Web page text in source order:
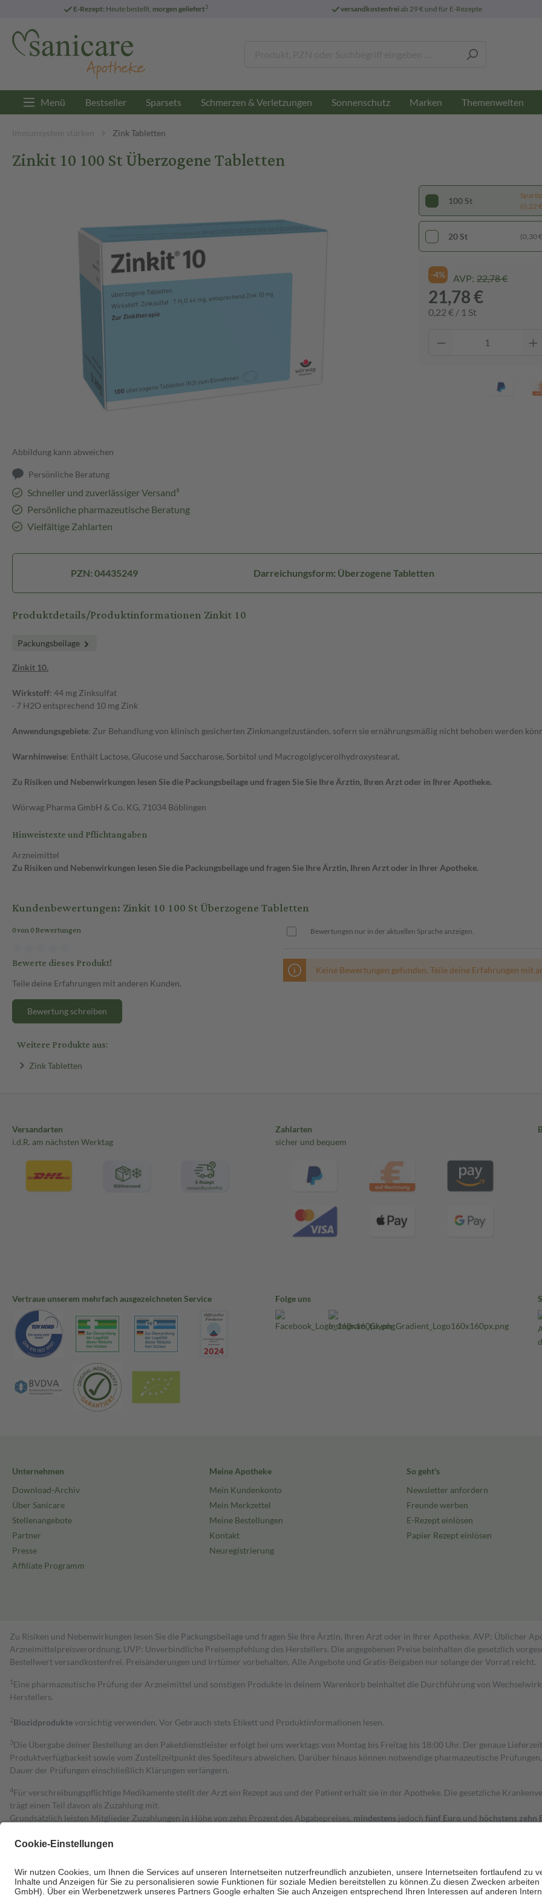
E-Rezept: Heute bestellt, morgen geliefert3 versandkostenfreiab 29 € und für E-Rezepte
Menü Bestseller Sparsets Schmerzen & Verletzungen Sonnenschutz Marken Themenwelten
Immunsystem stärken Zink Tabletten
Zinkit 10 100 St Überzogene Tabletten
Abbildung kann abweichen
Persönliche Beratung
Schneller und zuverlässiger Versand³
Persönliche pharmazeutische Beratung
Vielfältige Zahlarten
100 St
(0,22
20 St (0,30
-4% AVP: 22,78 €
21,78 €
0,22 € / 1 St
PZN: 04435249 Darreichungsform: Überzogene Tabletten
Produktdetails/Produktinformationen Zinkit 10
Packungsbeilage
Zinkit 10.
Wirkstoff: 44 mg Zinksulfat
· 7 H2O entsprechend 10 mg Zink
Anwendungsgebiete: Zur Behandlung von klinisch gesicherten Zinkmangelzuständen, sofern sie ernährungsmäßig nicht behoben werden
Warnhinweise: Enthält Lactose, Glucose und Saccharose, Sorbitol und Macrogolglycerolhydroxystearat.
Zu Risiken und Nebenwirkungen lesen Sie die Packungsbeilage und fragen Sie Sie Ihre Ärztin, Ihren Arzt oder in Ihrer Apotheke.
Wörwag Pharma GmbH & Co. KG, 71034 Böblingen
Hinweistexte und Pflichtangaben
Arzneimittel
Zu Risiken und Nebenwirkungen lesen Sie die Packungsbeilage und fragen Sie Ihre Ärztin, Ihren Arzt oder in Ihrer Apotheke.
Kundenbewertungen: Zinkit 10 100 St Überzogene Tabletten
0 von 0 Bewertungen
Bewerte dieses Produkt!
Teile deine Erfahrungen mit anderen Kunden.
Bewertung schreiben
Bewertungen nur in der aktuellen Sprache anzeigen.
Keine Bewertungen gefunden. Teile deine Erfahrungen mit
Weitere Produkte aus:
Zink Tabletten
Versandarten
i.d.R. am nächsten Werktag
Zahlarten
sicher und bequem
Vertraue unserem mehrfach ausgezeichneten Service Folge uns
Unternehmen
Download-Archiv
Über Sanicare
Stellenangebote
Partner
Presse
Affiliate Programm
Meine Apotheke
Mein Kundenkonto
Mein Merkzettel
Meine Bestellungen
Kontakt
Neuregistrierung
So geht's
Newsletter anfordern
Freunde werben
E-Rezept einlösen
Papier Rezept einlösen
Zu Risiken und Nebenwirkungen lesen Sie die Packungsbeilage und fragen Sie Ihre Ärztin, Ihren Arzt oder in Ihrer Apotheke. AVP: Üblicher
Arzneimittelpreisverordnung. UVP: Unverbindliche Preisempfehlung des Herstellers. Die angegebenen Preise beinhalten die gesetzlich
Bestell­wert versand­kosten­frei. Preisänderungen und Irrtümer vorbehalten. Alle Angebote und Gratis-Beigaben nur solange der Vorrat reicht.
1 Eine pharmazeutische Prüfung der Arzneimittel und sonstigen Produkte in deinem Warenkorb beinhaltet die Durchführung von
Herstellers.
2Biozidproduktevorsichtig verwenden. Vor Gebrauch stets Etikett und Produktinformationen lesen.
3Die Übergabe deiner Bestellung an den Paketdienstleister erfolgt bei uns werktags von Montag bis Freitag bis 18:00 Uhr. Der genaue
Produktverfügbarkeit sowie vom Zustellzeitpunkt des Spediteurs abweichen. Darüber hinaus können notwendige pharmazeutische
Dauer der Prüfungen einschließlich Klärungen verlängern.
4Für verschreibungspflichtige Medikamente stellt der Arzt ein Rezept aus und der Patient erhält sie in der Apotheke. Die gesetzliche
trägt einen Teil davon als Zuzahlung mit.
Grundsätzlich leisten Mitglieder Zuzahlungen in Höhe von zehn Prozent des Abgabepreises, mindestens jedoch fünf Euro und höchstens zehn
Diese Regeln gelten grundsätzlich auch für Online-Apotheken.
Um das Engagement der Versicherten für ihre eigene Gesundheit zu stärken und die besondere Stellung der Familie zu unterstützen, fallen
• Kindern und Jugendlichen bis zum vollendeten 18. Lebensjahr mit Ausnahme der Fahrkosten
• Untersuchungen zur Vorsorge und Früherkennung, die von der GKV getragen werden